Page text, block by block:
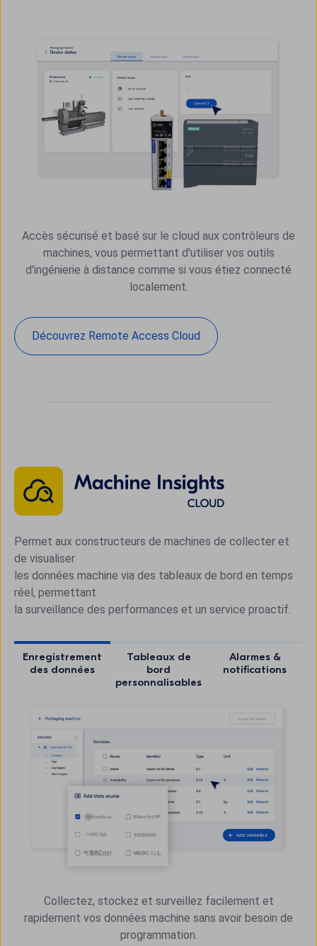
Accès sécurisé et basé sur le cloud aux contrôleurs de
machines, vous permettant d'utiliser vos outils
d'ingénierie à distance comme si vous étiez connecté
localement.
Découvrez Remote Access Cloud
Permet aux constructeurs de machines de collecter et
de visualiser
les données machine via des tableaux de bord en temps
réel, permettant
la surveillance des performances et un service proactif.
Enregistrement
des données
Tableaux de
bord
personnalisables
Alarmes &
notifications
Collectez, stockez et surveillez facilement et
rapidement vos données machine sans avoir besoin de
programmation.